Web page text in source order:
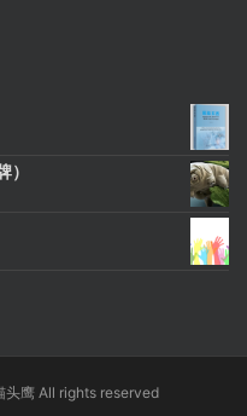
）
鹰 All rights reserved